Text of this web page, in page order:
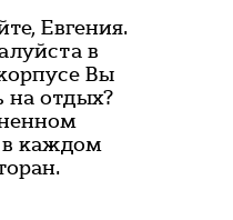
Евгения.
в
Вы
на отдых?
в каждом